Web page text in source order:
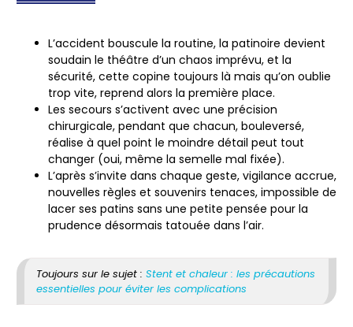
L’accident bouscule la routine, la patinoire devient
soudain le théâtre d’un chaos imprévu, et la
sécurité, cette copine toujours là mais qu’on oublie
trop vite, reprend alors la première place.
Les secours s’activent avec une précision
chirurgicale, pendant que chacun, bouleversé,
réalise à quel point le moindre détail peut tout
changer (oui, même la semelle mal fixée).
L’après s’invite dans chaque geste, vigilance accrue,
nouvelles règles et souvenirs tenaces, impossible de
lacer ses patins sans une petite pensée pour la
prudence désormais tatouée dans l’air.
Toujours sur le sujet : Stent et chaleur : les précautions
essentielles pour éviter les complications